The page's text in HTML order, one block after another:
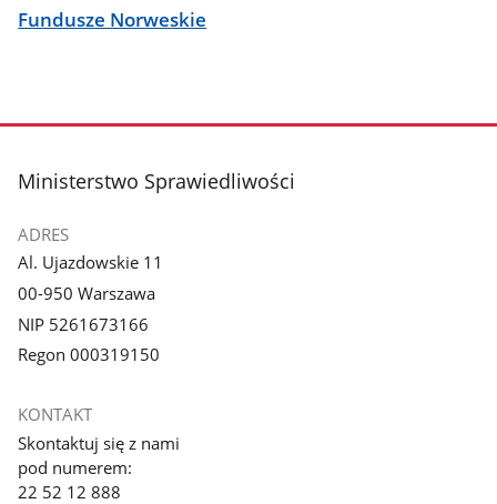
Fundusze Norweskie
stopka
Ministerstwo Sprawiedliwości
ADRES
Al. Ujazdowskie 11
00-950 Warszawa
NIP 5261673166
Regon 000319150
KONTAKT
Skontaktuj się z nami
pod numerem:
22 52 12 888